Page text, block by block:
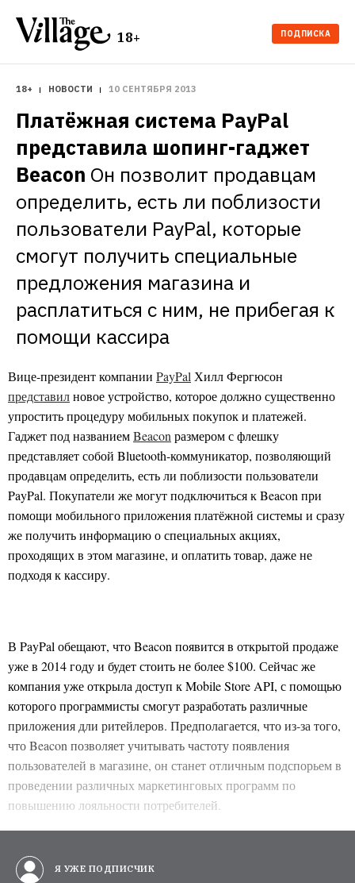
18+ ПОДПИСКА
18+ НОВОСТИ 10 СЕНТЯБРЯ 2013
Платёжная система PayPal
представила шопинг-гаджет
Beacon Он позволит продавцам
определить, есть ли поблизости
пользователи PayPal, которые
смогут получить специальные
предложения магазина и
расплатиться с ним, не прибегая к
помощи кассира
Вице-президент компании PayPal Хилл Фергюсон
представилновое устройство, которое должно существенно
упростить процедуру мобильных покупок и платежей.
Гаджет под названиемBeacon размером с флешку
представляет собой Bluetooth-коммуникатор, позволяющий
продавцам определить, есть ли поблизости пользователи
PayPal. Покупатели же могут подключиться к Beacon при
помощи мобильного приложения платёжной системы и сразу
же получить информацию о специальных акциях,
проходящих в этом магазине, и оплатить товар, даже не
подходя к кассиру.
В PayPal обещают, что Beacon появится в открытой продаже
уже в 2014 году и будет стоить не более $100. Сейчас же
компания уже открыла доступ к Mobile Store API, с помощью
которого программисты смогут разработать различные
приложения дли ритейлеров. Предполагается, что из-за того,
что Beacon позволяет учитывать частоту появления
пользователей в магазине, он станет отличным подспорьем в
проведении различных маркетинговых программ по
повышению лояльности потребителей.
Я УЖЕ ПОДПИСЧИК